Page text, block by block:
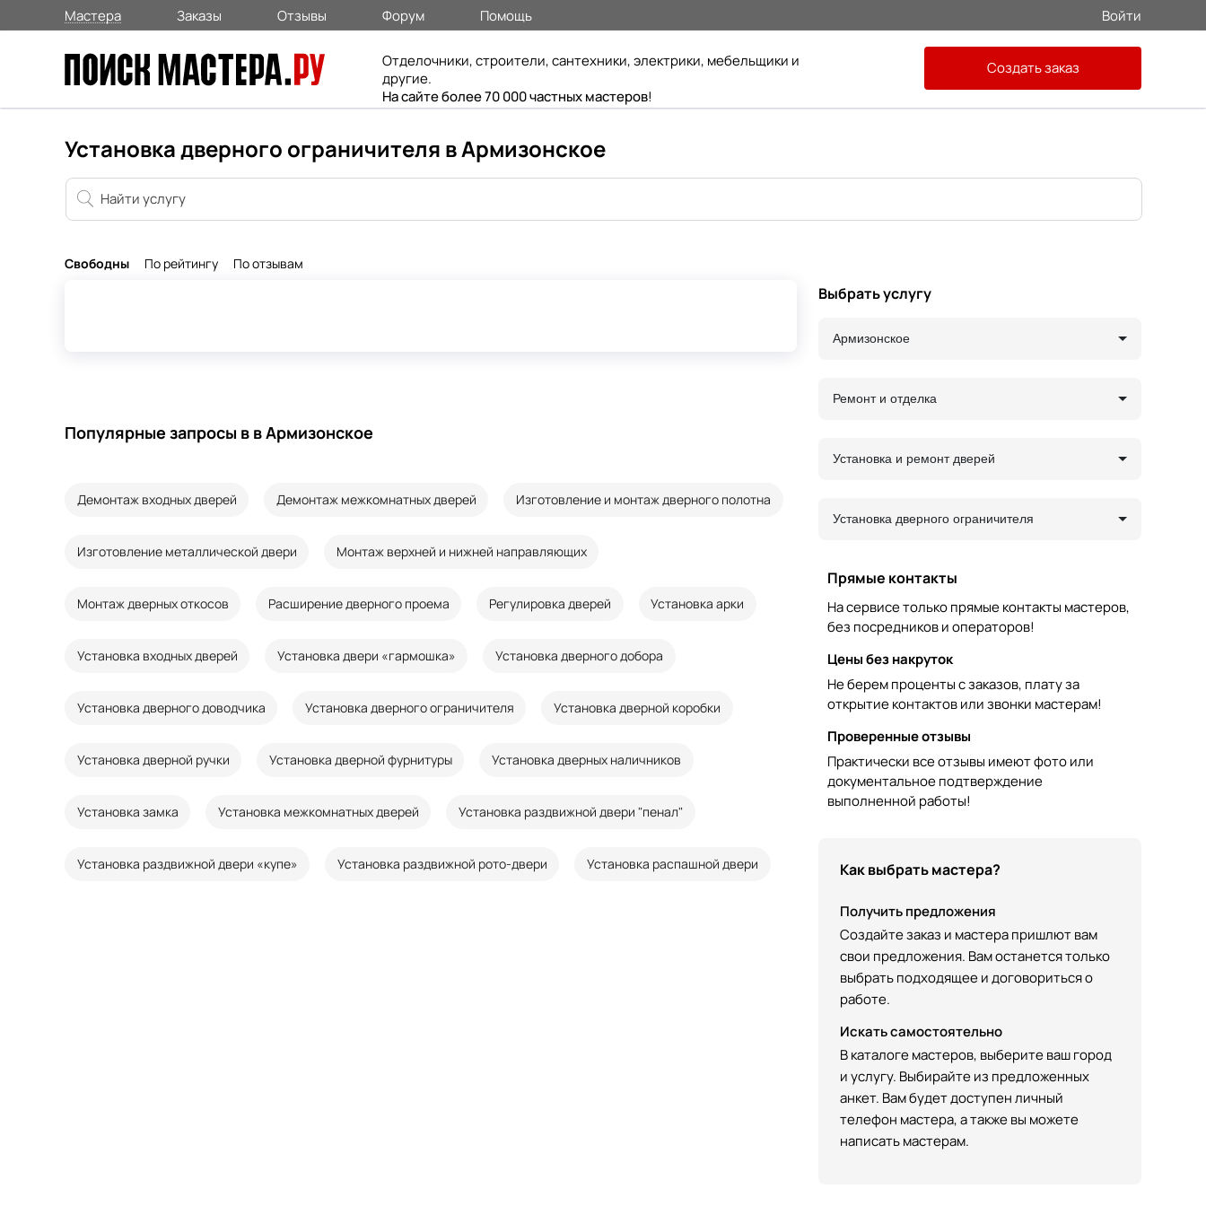
Мастера Заказы Отзывы Форум Помощь Войти
Отделочники, строители, сантехники, электрики, мебельщики и
другие.
На сайте более 70 000 частных мастеров!
Создать заказ
Установка дверного ограничителя в Армизонское
Свободны По рейтингу По отзывам
Популярные запросы в в Армизонское
Демонтаж входных дверей Демонтаж межкомнатных дверей Изготовление и монтаж дверного полотна
Изготовление металлической двери Монтаж верхней и нижней направляющих
Монтаж дверных откосов Расширение дверного проема Регулировка дверей Установка арки
Установка входных дверей Установка двери «гармошка» Установка дверного добора
Установка дверного доводчика Установка дверного ограничителя Установка дверной коробки
Установка дверной ручки Установка дверной фурнитуры Установка дверных наличников
Установка замка Установка межкомнатных дверей Установка раздвижной двери "пенал"
Установка раздвижной двери «купе» Установка раздвижной рото-двери Установка распашной двери
Выбрать услугу
Армизонское
Ремонт и отделка
Установка и ремонт дверей
Установка дверного ограничителя
Прямые контакты
На сервисе только прямые контакты мастеров,
без посредников и операторов!
Цены без накруток
Не берем проценты с заказов, плату за
открытие контактов или звонки мастерам!
Проверенные отзывы
Практически все отзывы имеют фото или
документальное подтверждение
выполненной работы!
Как выбрать мастера?
Получить предложения
Создайте заказ и мастера пришлют вам
свои предложения. Вам останется только
выбрать подходящее и договориться о
работе.
Искать самостоятельно
В каталоге мастеров, выберите ваш город
и услугу. Выбирайте из предложенных
анкет. Вам будет доступен личный
телефон мастера, а также вы можете
написать мастерам.